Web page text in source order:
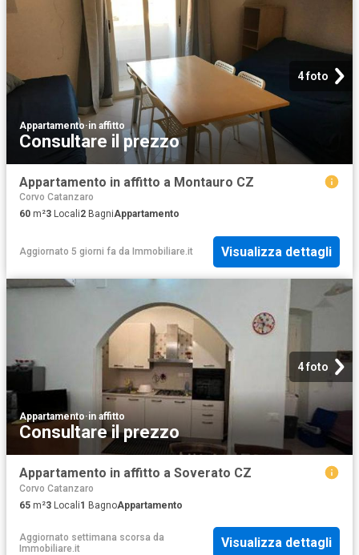
4 foto
Appartamento·in affitto
Consultare il prezzo
Appartamento in affitto a Montauro CZ
Corvo Catanzaro
60 m²3 Locali2 BagniAppartamento
Aggiornato 5 giorni fa da Immobiliare.it Visualizza dettagli
4 foto
Appartamento·in affitto
Consultare il prezzo
Appartamento in affitto a Soverato CZ
Corvo Catanzaro
65 m²3 Locali1 BagnoAppartamento
Aggiornato settimana scorsa da
Immobiliare.it
Visualizza dettagli